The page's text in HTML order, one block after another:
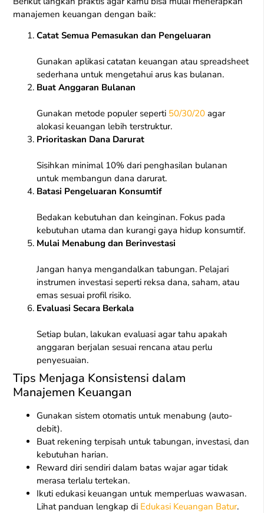
manajemen keuangan dengan baik:
Catat Semua Pemasukan dan Pengeluaran
Gunakan aplikasi catatan keuangan atau spreadsheet
sederhana untuk mengetahui arus kas bulanan.
Buat Anggaran Bulanan
Gunakan metode populer seperti 50/30/20 agar
alokasi keuangan lebih terstruktur.
Prioritaskan Dana Darurat
Sisihkan minimal 10% dari penghasilan bulanan
untuk membangun dana darurat.
Batasi Pengeluaran Konsumtif
Bedakan kebutuhan dan keinginan. Fokus pada
kebutuhan utama dan kurangi gaya hidup konsumtif.
Mulai Menabung dan Berinvestasi
Jangan hanya mengandalkan tabungan. Pelajari
instrumen investasi seperti reksa dana, saham, atau
emas sesuai profil risiko.
Evaluasi Secara Berkala
Setiap bulan, lakukan evaluasi agar tahu apakah
anggaran berjalan sesuai rencana atau perlu
penyesuaian.
Tips Menjaga Konsistensi dalam
Manajemen Keuangan
Gunakan sistem otomatis untuk menabung (auto-
debit).
Buat rekening terpisah untuk tabungan, investasi, dan
kebutuhan harian.
Reward diri sendiri dalam batas wajar agar tidak
merasa terlalu tertekan.
Ikuti edukasi keuangan untuk memperluas wawasan.
Lihat panduan lengkap di Edukasi Keuangan Batur.